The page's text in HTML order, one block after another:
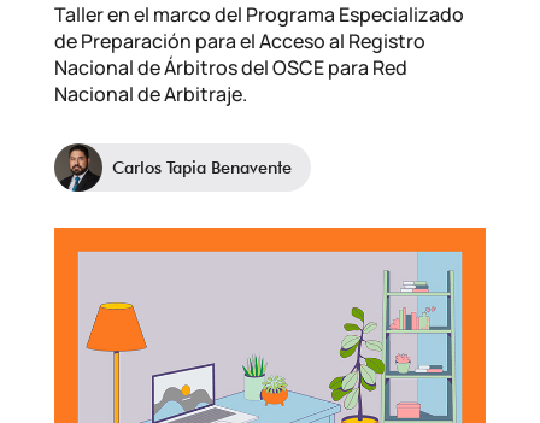
Taller en el marco del Programa Especializado
de Preparación para el Acceso al Registro
Nacional de Árbitros del OSCE para Red
Nacional de Arbitraje.
Carlos Tapia Benavente